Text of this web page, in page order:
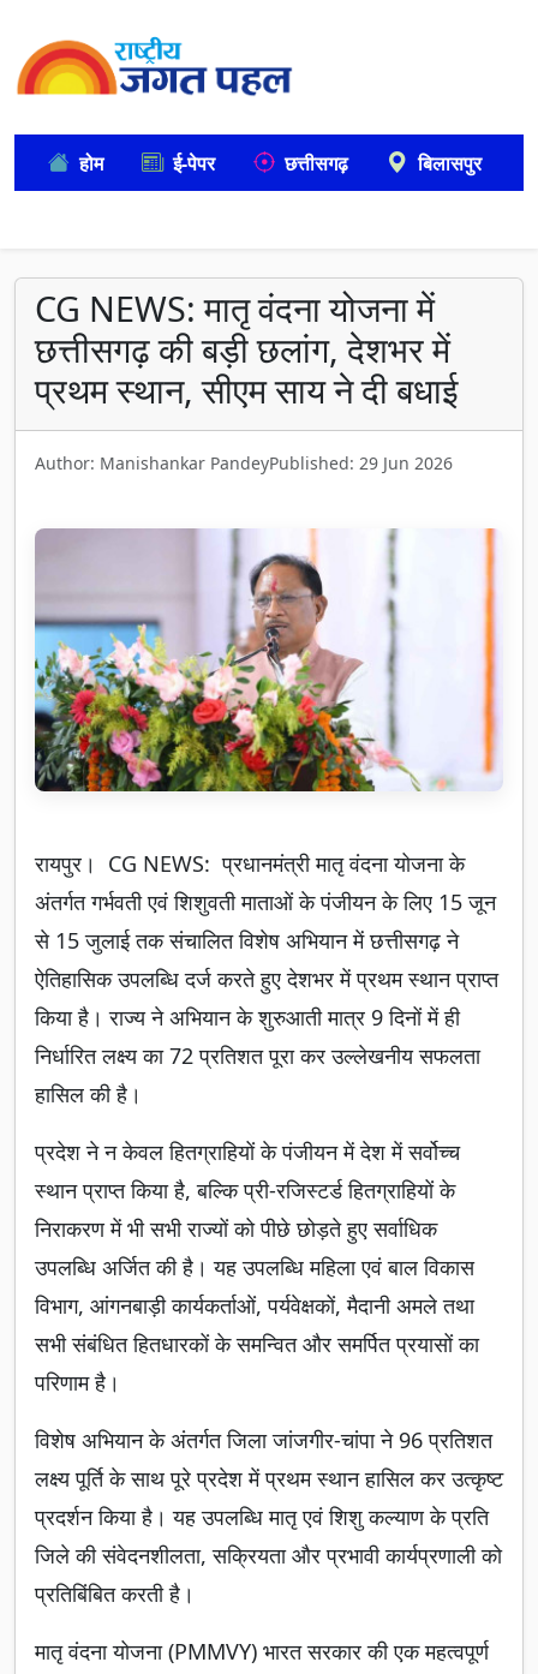
होम ई-पेपर छत्तीसगढ़ बिलासपुर
CG NEWS: मातृ वंदना योजना में
छत्तीसगढ़ की बड़ी छलांग, देशभर में
प्रथम स्थान, सीएम साय ने दी बधाई
Author: Manishankar PandeyPublished: 29 Jun 2026
रायपुर। CG NEWS: प्रधानमंत्री मातृ वंदना योजना के
अंतर्गत गर्भवती एवं शिशुवती माताओं के पंजीयन के लिए 15 जून
से 15 जुलाई तक संचालित विशेष अभियान में छत्तीसगढ़ ने
ऐतिहासिक उपलब्धि दर्ज करते हुए देशभर में प्रथम स्थान प्राप्त
किया है। राज्य ने अभियान के शुरुआती मात्र 9 दिनों में ही
निर्धारित लक्ष्य का 72 प्रतिशत पूरा कर उल्लेखनीय सफलता
हासिल की है।
प्रदेश ने न केवल हितग्राहियों के पंजीयन में देश में सर्वोच्च
स्थान प्राप्त किया है, बल्कि प्री-रजिस्टर्ड हितग्राहियों के
निराकरण में भी सभी राज्यों को पीछे छोड़ते हुए सर्वाधिक
उपलब्धि अर्जित की है। यह उपलब्धि महिला एवं बाल विकास
विभाग, आंगनबाड़ी कार्यकर्ताओं, पर्यवेक्षकों, मैदानी अमले तथा
सभी संबंधित हितधारकों के समन्वित और समर्पित प्रयासों का
परिणाम है।
विशेष अभियान के अंतर्गत जिला जांजगीर-चांपा ने 96 प्रतिशत
लक्ष्य पूर्ति के साथ पूरे प्रदेश में प्रथम स्थान हासिल कर उत्कृष्ट
प्रदर्शन किया है। यह उपलब्धि मातृ एवं शिशु कल्याण के प्रति
जिले की संवेदनशीलता, सक्रियता और प्रभावी कार्यप्रणाली को
प्रतिबिंबित करती है।
मातृ वंदना योजना (PMMVY) भारत सरकार की एक महत्वपूर्ण